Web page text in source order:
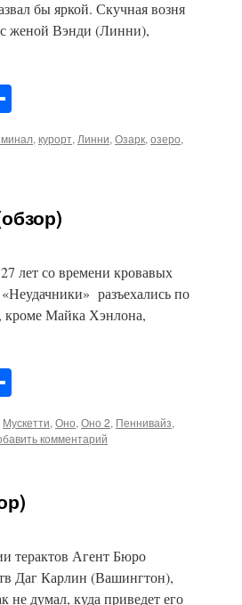
бы яркой. Скучная возня
с женой Вэнди (Линни),
, курорт, Линни, Озарк, озеро,
лет со времени кровавых
разъехались по
кроме Майка Хэнлона,
Мускетти, Оно, Оно 2, Пеннивайз,
комментарий
терактов Агент Бюро
Даг Карлин (Вашингтон),
не думал, куда приведет его